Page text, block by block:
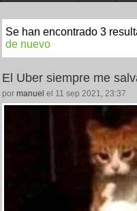
Se han encontrado 3
de nuevo
El Uber siempre me
por manuel el 11 sep 2021, 23:37